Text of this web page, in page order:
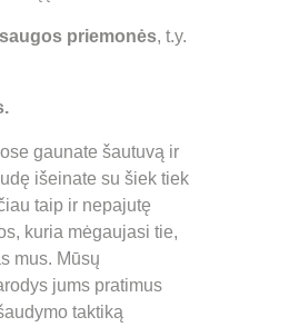
priemonės, t.y.
gaunate šautuvą ir
išeinate su šiek tiek
taip ir nepajutę
kuria mėgaujasi tie,
mus. Mūsų
jums pratimus
taktiką